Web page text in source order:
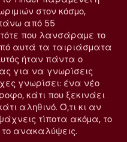
στον κόσμο,
από 55
που λανσάραμε το
αυτά τα ταιριάσματα
ήταν πάντα ο
για να γνωρίσεις
γνωρίσει: ένα νέο
κάτι που ξεκινάει
αληθινό. Ό,τι κι αν
τίποτα ακόμα, το
το ανακαλύψεις.